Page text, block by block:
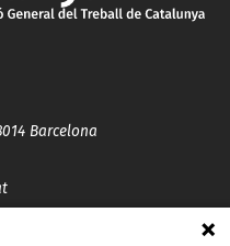
Barcelona